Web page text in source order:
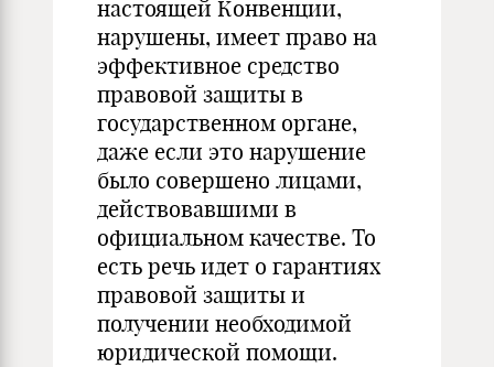
настоящей Конвенции,
нарушены, имеет право на
эффективное средство
правовой защиты в
государственном органе,
даже если это нарушение
было совершено лицами,
действовавшими в
официальном качестве. То
есть речь идет о гарантиях
правовой защиты и
получении необходимой
юридической помощи.